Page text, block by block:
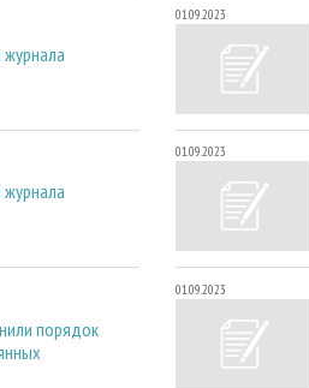
порядок
01.09.2023
01.09.2023
01.09.2023